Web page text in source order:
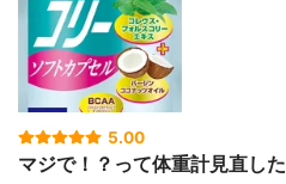
5.00
マジで！？って体重計見直した